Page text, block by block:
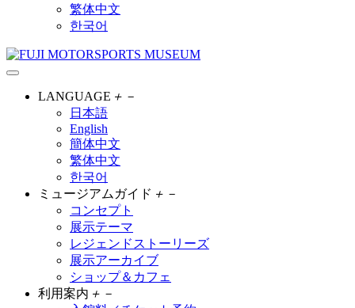
繁体中文
한국어
LANGUAGE ＋ －
日本語
English
簡体中文
繁体中文
한국어
ミュージアムガイド ＋ －
コンセプト
展示テーマ
レジェンドストーリーズ
展示アーカイブ
ショップ＆カフェ
利用案内 ＋ －